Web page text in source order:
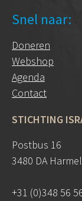
Snel naar:
Doneren
Webshop
Agenda
Contact
STICHTING
Postbus 16
3480 DA
+31 (0)348 56